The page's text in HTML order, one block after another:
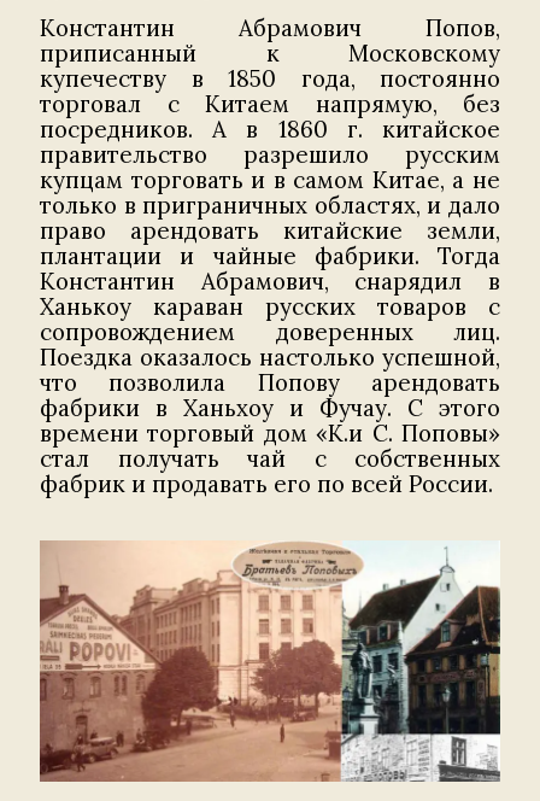
Константин Абрамович Попов,
приписанный к Московскому
купечеству в 1850 года, постоянно
торговал с Китаем напрямую, без
посредников. А в 1860 г. китайское
правительство разрешило русским
купцам торговать и в самом Китае, а не
только в приграничных областях, и дало
право арендовать китайские земли,
плантации и чайные фабрики. Тогда
Константин Абрамович, снарядил в
Ханькоу караван русских товаров с
сопровождением доверенных лиц.
Поездка оказалось настолько успешной,
что позволила Попову арендовать
фабрики в Ханьхоу и Фучау. С этого
времени торговый дом «К.и С. Поповы»
стал получать чай с собственных
фабрик и продавать его по всей России.